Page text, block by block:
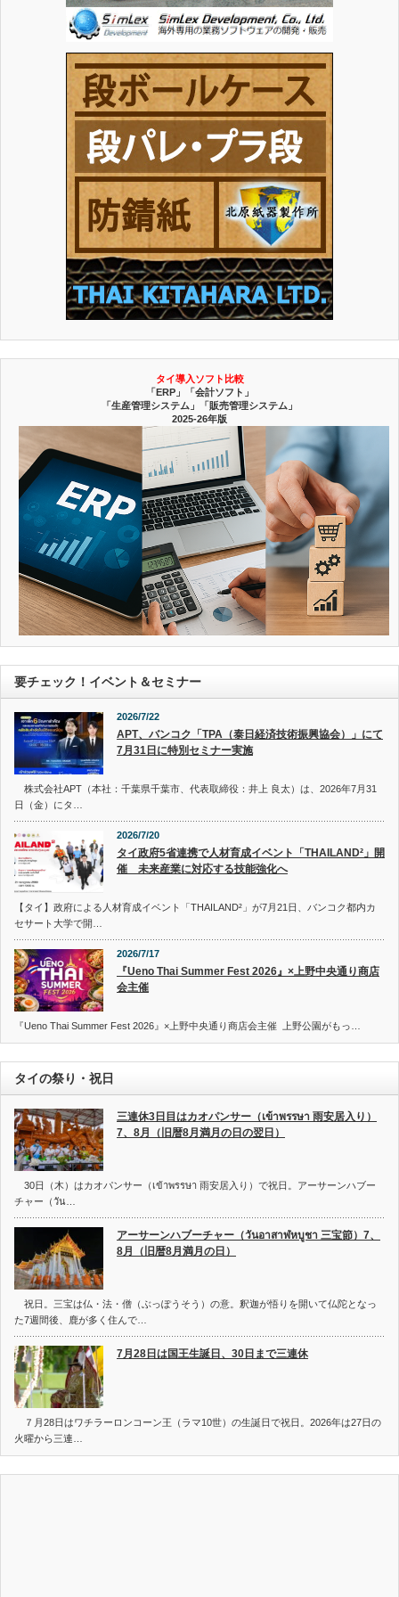
タイ導入ソフト比較
「ERP」「会計ソフト」
「生産管理システム」「販売管理システム」
2025-26年版
要チェック！イベント＆セミナー
2026/7/22
APT、バンコク「TPA（泰日経済技術振興協会）」にて
7月31日に特別セミナー実施
株式会社APT（本社：千葉県千葉市、代表取締役：井上 良太）は、2026年7月31
日（金）にタ…
2026/7/20
タイ政府5省連携で人材育成イベント「THAILAND²」開
催 未来産業に対応する技能強化へ
【タイ】政府による人材育成イベント「THAILAND²」が7月21日、バンコク都内カ
セサート大学で開…
2026/7/17
『Ueno Thai Summer Fest 2026』×上野中央通り商店
会主催
『Ueno Thai Summer Fest 2026』×上野中央通り商店会主催 上野公園がもっ…
タイの祭り・祝日
三連休3日目はカオパンサー（เข้าพรรษา 雨安居入り）
7、8月（旧暦8月満月の日の翌日）
30日（木）はカオパンサー（เข้าพรรษา 雨安居入り）で祝日。アーサーンハブー
チャー（วัน…
アーサーンハブーチャー（วันอาสาฬหบูชา 三宝節）7、
8月（旧暦8月満月の日）
祝日。三宝は仏・法・僧（ぶっぽうそう）の意。釈迦が悟りを開いて仏陀となっ
た7週間後、鹿が多く住んで…
7月28日は国王生誕日、30日まで三連休
７月28日はワチラーロンコーン王（ラマ10世）の生誕日で祝日。2026年は27日の
火曜から三連…